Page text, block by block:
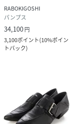
RABOKIGOSHI
パンプス
34,100円
3,100ポイント(10%ポイン
トバック)